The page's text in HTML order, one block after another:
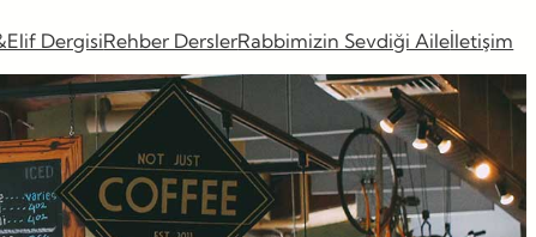
DergisiRehber DerslerRabbimizin Sevdiği Aileİletişim